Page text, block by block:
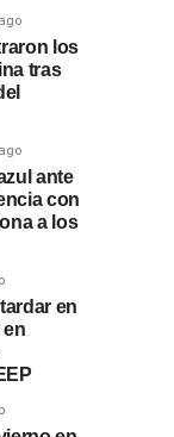
los
tras
ante
con
a los
en
en